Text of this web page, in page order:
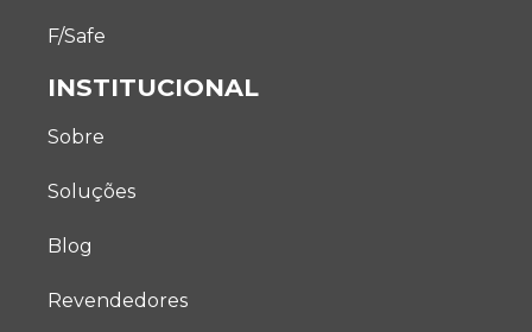
F/Safe
INSTITUCIONAL
Sobre
Soluções
Blog
Revendedores